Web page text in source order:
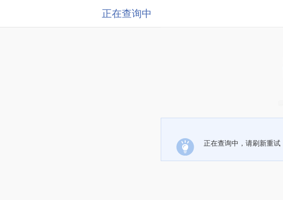
正在查询中
正在查询中，请刷新重试